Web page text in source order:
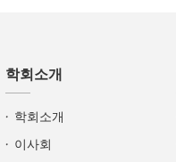
학회소개
학회소개
이사회